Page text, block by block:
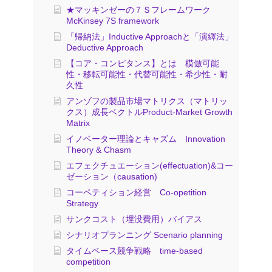
★マッキンゼーの７Ｓフレームワーク
McKinsey 7S framework
「帰納法」Inductive Approachと「演繹法」
Deductive Approach
【コア・コンピタンス】とは 模倣可能
性・移転可能性・代替可能性・希少性・耐
久性
アンゾフの製品市場マトリクス（マトリッ
クス）成長ベクトルProduct-Market Growth
Matrix
イノベーター理論とキャズム Innovation
Theory & Chasm
エフェクチュエーション(effectuation)&コー
ゼーション（causation)
コーペティション経営 Co-opetition
Strategy
サンクコスト（埋没費用）バイアス
シナリオプランニング Scenario planning
タイムベース競争戦略 time-based
competition